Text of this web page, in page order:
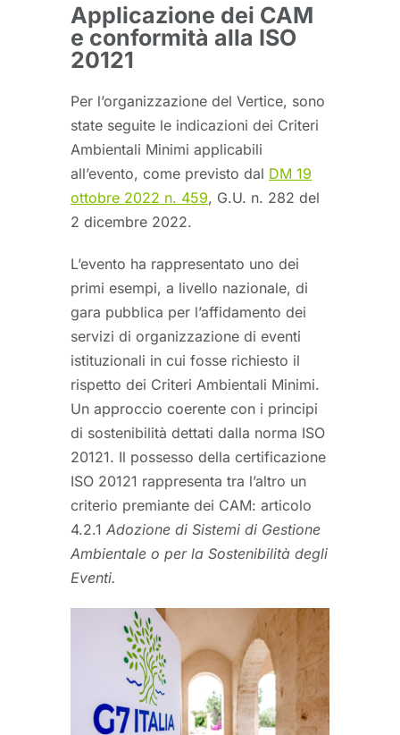
Applicazione dei CAM
e conformità alla ISO
20121
Per l’organizzazione del Vertice, sono
state seguite le indicazioni dei Criteri
Ambientali Minimi applicabili
all’evento, come previsto dal DM 19
ottobre 2022 n. 459, G.U. n. 282 del
2 dicembre 2022.
L’evento ha rappresentato uno dei
primi esempi, a livello nazionale, di
gara pubblica per l’affidamento dei
servizi di organizzazione di eventi
istituzionali in cui fosse richiesto il
rispetto dei Criteri Ambientali Minimi.
Un approccio coerente con i principi
di sostenibilità dettati dalla norma ISO
20121. Il possesso della certificazione
ISO 20121 rappresenta tra l’altro un
criterio premiante dei CAM: articolo
4.2.1 Adozione di Sistemi di Gestione
Ambientale o per la Sostenibilità degli
Eventi.